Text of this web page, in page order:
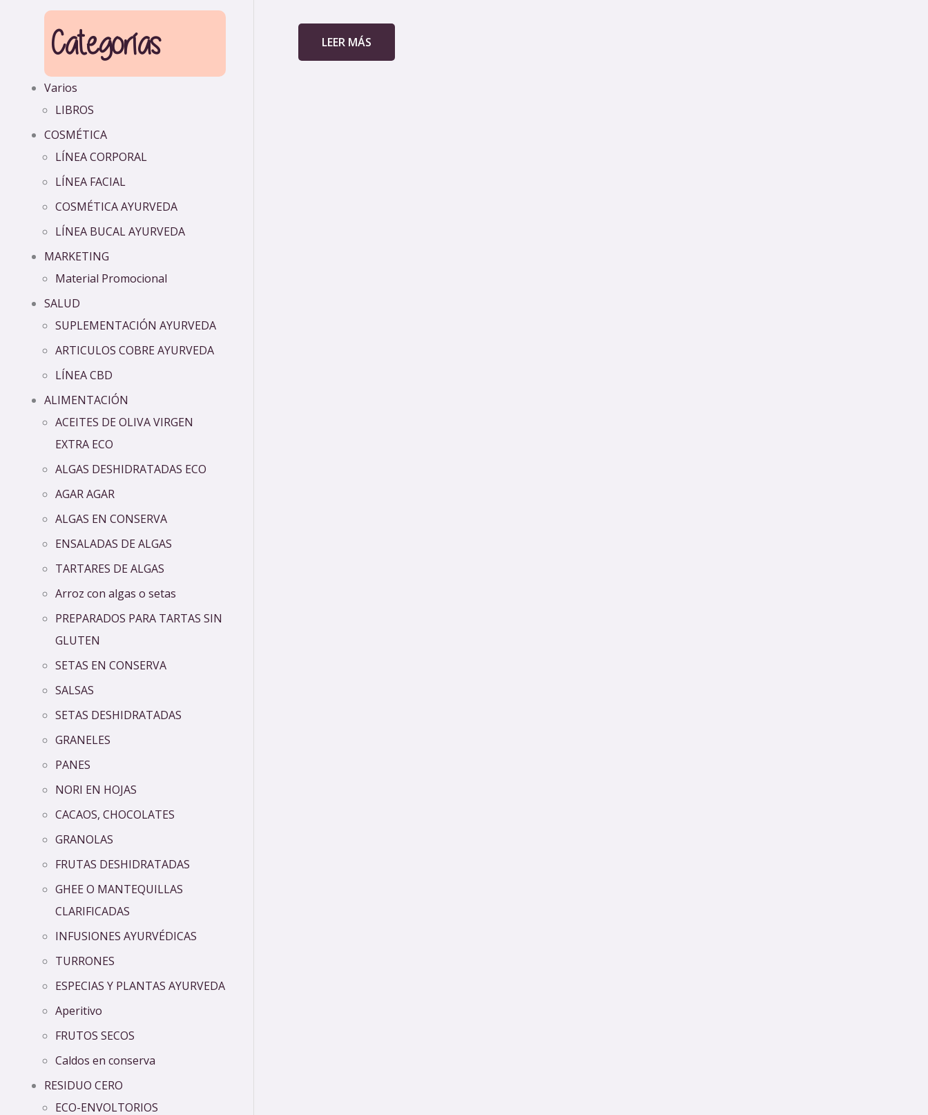
Categorías
Varios
LIBROS
COSMÉTICA
LÍNEA CORPORAL
LÍNEA FACIAL
COSMÉTICA AYURVEDA
LÍNEA BUCAL AYURVEDA
MARKETING
Material Promocional
SALUD
SUPLEMENTACIÓN AYURVEDA
ARTICULOS COBRE AYURVEDA
LÍNEA CBD
ALIMENTACIÓN
ACEITES DE OLIVA VIRGEN
EXTRA ECO
ALGAS DESHIDRATADAS ECO
AGAR AGAR
ALGAS EN CONSERVA
ENSALADAS DE ALGAS
TARTARES DE ALGAS
Arroz con algas o setas
PREPARADOS PARA TARTAS SIN
GLUTEN
SETAS EN CONSERVA
SALSAS
SETAS DESHIDRATADAS
GRANELES
PANES
NORI EN HOJAS
CACAOS, CHOCOLATES
GRANOLAS
FRUTAS DESHIDRATADAS
GHEE O MANTEQUILLAS
CLARIFICADAS
INFUSIONES AYURVÉDICAS
TURRONES
ESPECIAS Y PLANTAS AYURVEDA
Aperitivo
FRUTOS SECOS
Caldos en conserva
RESIDUO CERO
ECO-ENVOLTORIOS
LEER MÁS